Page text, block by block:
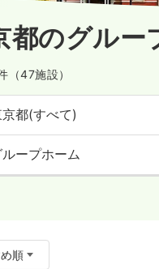
都のグルー
（47施設）
都(すべて)
ループホーム